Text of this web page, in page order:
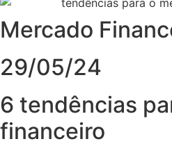
Mercado
29/05/24
6 tendências
financeiro